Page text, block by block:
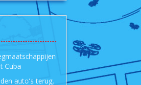
Cuba
auto's terug,